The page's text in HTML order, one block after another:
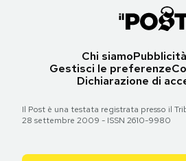
Chi siamoPubblicità
Gestisci le preferenze
Dichiarazione di
Il Post è una testata registrata presso il
28 settembre 2009 - ISSN 2610-9980